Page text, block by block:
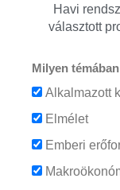
Havi
választott
Milyen
Alkalmazott
Elmélet
Emberi